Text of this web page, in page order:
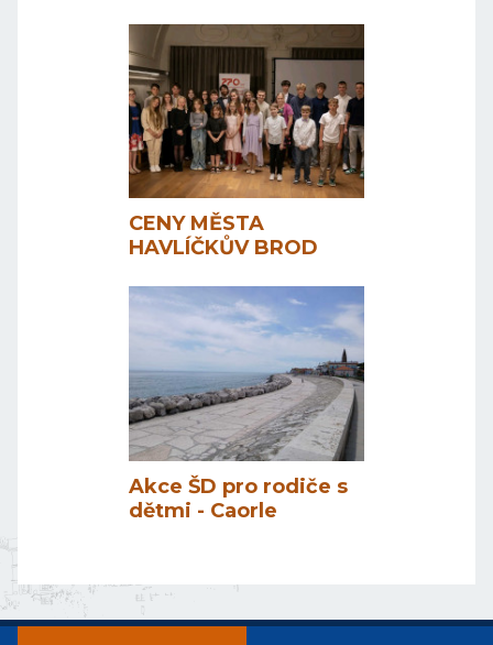
CENY MĚSTA
HAVLÍČKŮV BROD
Akce ŠD pro rodiče s
dětmi - Caorle